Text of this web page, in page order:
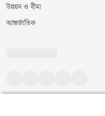
উন্নয়ন ও বীমা
আন্তর্জাতিক